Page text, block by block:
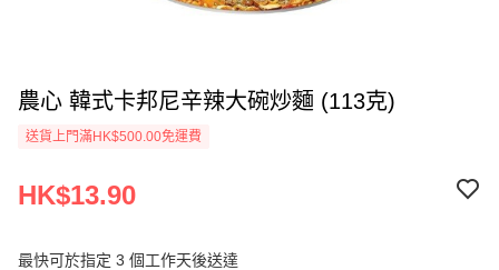
農心 韓式卡邦尼辛辣大碗炒麵 (113克)
送貨上門滿HK$500.00免運費
HK$13.90
最快可於指定 3 個工作天後送達